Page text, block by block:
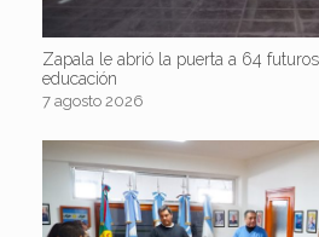
Zapala le abrió la puerta a 64
educación
7 agosto 2026